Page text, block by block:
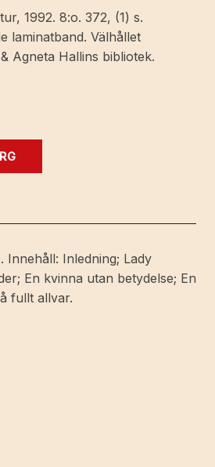
1992. 8:o. 372, (1) s.
laminatband. Välhållet
Agneta Hallins bibliotek.
Innehåll: Inledning; Lady
En kvinna utan betydelse; En
fullt allvar.